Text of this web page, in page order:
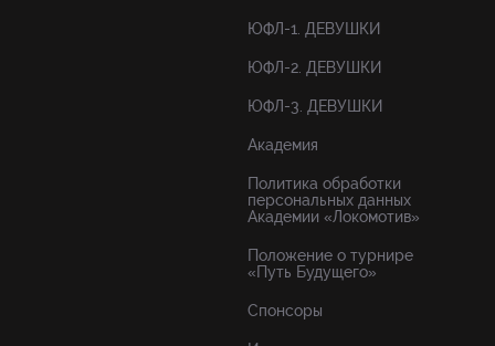
ЮФЛ-1. ДЕВУШКИ
ЮФЛ-2. ДЕВУШКИ
ЮФЛ-3. ДЕВУШКИ
Академия
Политика обработки
персональных данных
Академии «Локомотив»
Положение о турнире
«Путь Будущего»
Спонсоры